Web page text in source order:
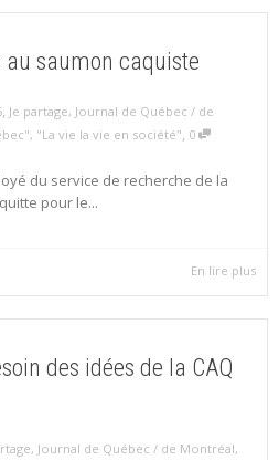
saumon caquiste
, Je partage, Journal de Québec / de
, "La vie la vie en société", 0
du service de recherche de la
pour le...
En lire plus
des idées de la CAQ
, Journal de Québec / de Montréal,